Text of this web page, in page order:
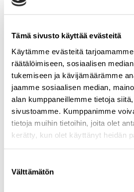
Tämä sivusto käyttää evästeitä
Käytämme evästeitä
räätälöimiseen, sosiaalisen
tukemiseen ja kävijämäärämme
jaamme sosiaalisen median,
alan kumppaneillemme tietoja
sivustoamme. Kumppanimme
tietoja muihin tietoihin, joita olet
kerätty, kun olet käyttänyt heidän
valinta
Välttämätön
Det hus som idag står
uppfördes i början av
beboddes då av den då
finländska
Aalbergoch hennes
vicehäradshövdingen
År 1916, efter några
privatbostad,
skola. Först verkade
därefter den franska